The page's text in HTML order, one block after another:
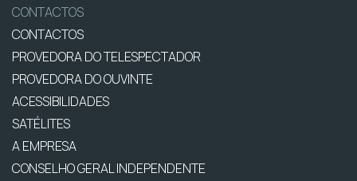
CONTACTOS
CONTACTOS
PROVEDORA DO TELESPECTADOR
PROVEDORA DO OUVINTE
ACESSIBILIDADES
SATÉLITES
A EMPRESA
CONSELHO GERAL INDEPENDENTE